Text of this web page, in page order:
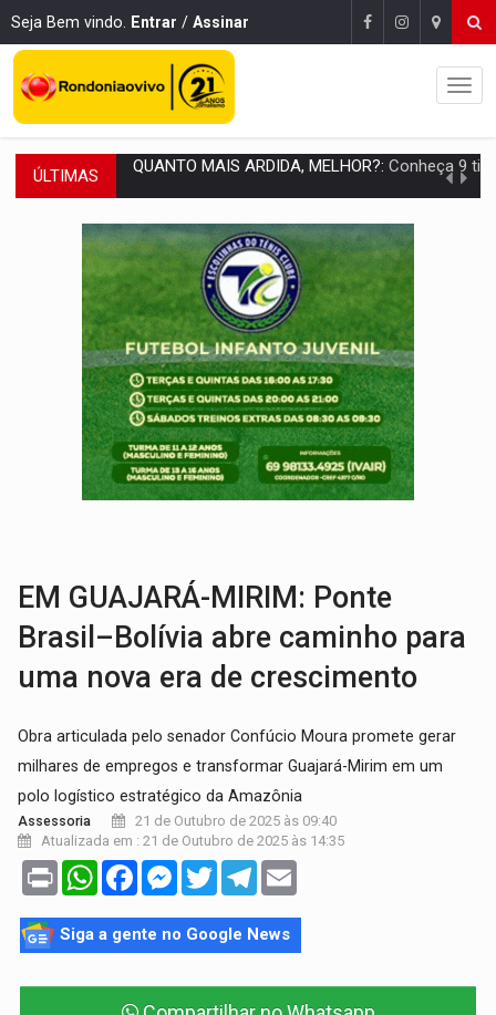
Seja Bem vindo. Entrar / Assinar
ÚLTIMAS DIA DOS PAIS:Foragido por latrocínio é preso após levar filho de dois anos
PECHINCHA:STJ decide que prefeitura não deve indenizar comprador
CAPOTAMENTO:Motorista causa grave acidente com HR-V e
VÍDEO: Falso vendedor de salgados é preso por tráfico de drogas
BATATA-DOCE E FRANGO:Faça esse escondidinho e me
BARREIRA NATURAL:Desmate da Amazônia corta chuvas no Sul e ameaça
:Anvisa libera venda de medicamentos pela Shopee, mas
MAIS RIGOR:Nova lei endurece punição por abuso sexual contra
EM GUAJARÁ-MIRIM: Ponte
Brasil–Bolívia abre caminho para
uma nova era de crescimento
Obra articulada pelo senador Confúcio Moura promete gerar
milhares de empregos e transformar Guajará-Mirim em um
polo logístico estratégico da Amazônia
Assessoria
21 de Outubro de 2025 às 09:40
Atualizada em : 21 de Outubro de 2025 às 14:35
Print WhatsAppFacebookMessenger
TwitterTelegram
Siga a gente no Google News